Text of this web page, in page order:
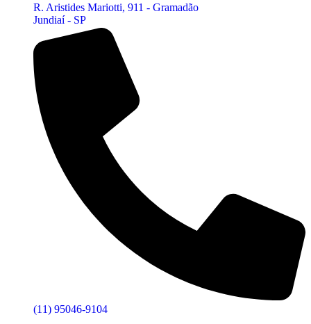
R. Aristides Mariotti, 911 - Gramadão
Jundiaí - SP
(11) 95046-9104